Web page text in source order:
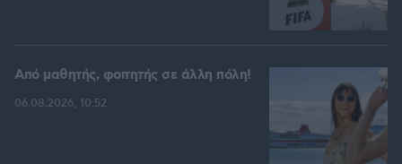
Από μαθητής, φοιτητής σε άλλη πόλη!
06.08.2026, 10:52